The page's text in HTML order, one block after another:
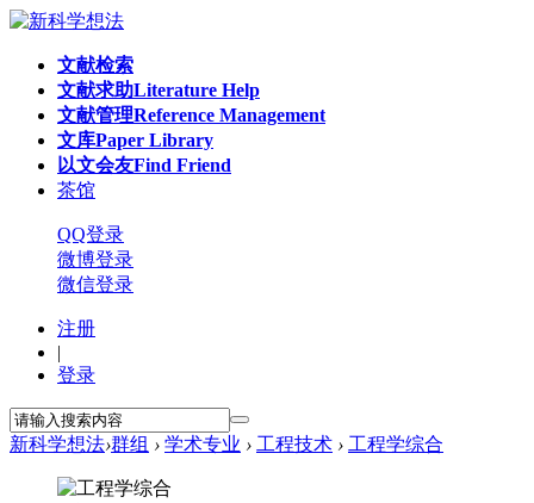
文献检索
文献求助Literature Help
文献管理Reference Management
文库Paper Library
以文会友Find Friend
茶馆
QQ登录
微博登录
微信登录
注册
|
登录
新科学想法›群组 › 学术专业 › 工程技术 › 工程学综合